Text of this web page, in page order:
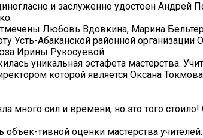
и заслуженно удостоен Андрей
Любовь Вдовкина, Марина
Усть-Абаканской районной организации
Ирины Рукосуевой.
уникальная эстафета мастерства.
которой является Оксана
много сил и времени, но это того
тивной оценки мастерства учителей: